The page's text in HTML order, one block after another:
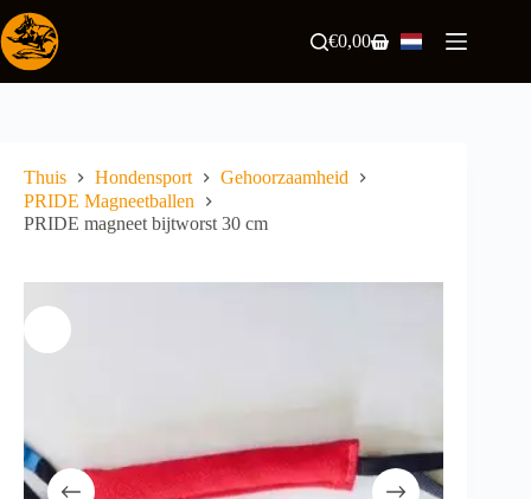
naar
de
inhoud
Winkelwagen
€0,00
Thuis Hondensport
Gehoorzaamheid
PRIDE Magneetballen
PRIDE magneet bijtworst 30 cm